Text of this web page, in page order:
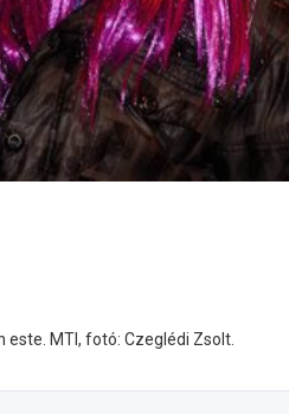
MTI, fotó: Czeglédi Zsolt.